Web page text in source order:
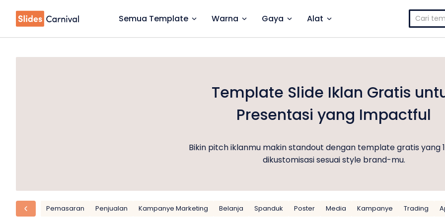
Semua Template Warna Gaya Alat
Cari
untuk:
Template Slide Iklan Gratis
Presentasi yang Impactful
Bikin pitch iklanmu makin standout dengan template gratis yang
dikustomisasi sesuai style brand-mu.
Pemasaran Penjualan Kampanye Marketing Belanja Spanduk Poster Media Kampanye Trading